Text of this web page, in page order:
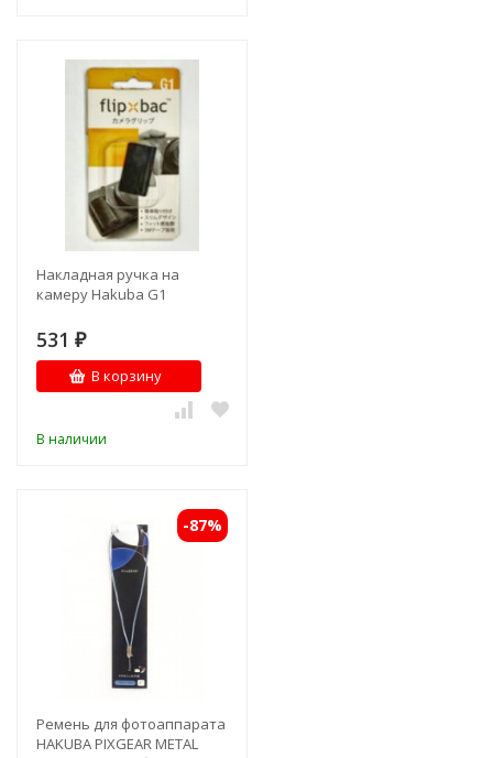
Накладная ручка на
камеру Hakuba G1
531 ₽
В корзину
В наличии
-87%
Ремень для фотоаппарата
HAKUBA PIXGEAR METAL